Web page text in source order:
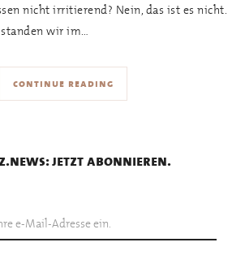
nicht irritierend? Nein, das ist es nicht.
wir im…
continue reading
jetzt abonnieren.